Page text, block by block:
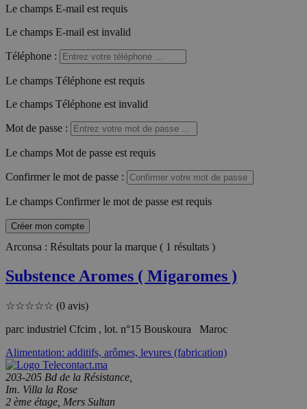
Le champs E-mail est requis
Le champs E-mail est invalid
Téléphone :
Le champs Téléphone est requis
Le champs Téléphone est invalid
Mot de passe :
Le champs Mot de passe est requis
Confirmer le mot de passe :
Le champs Confirmer le mot de passe est requis
Créer mon compte
Arconsa : Résultats pour la marque ( 1 résultats )
Substence Aromes ( Migaromes )
☆☆☆☆☆ (0 avis)
parc industriel Cfcim , lot. n°15 Bouskoura Maroc
Alimentation: additifs, arômes, levures (fabrication)
203-205 Bd de la Résistance,
Im. Villa la Rose
2 ème étage, Mers Sultan